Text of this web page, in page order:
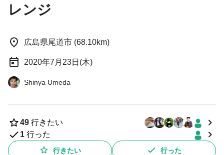
レンジ
広島県尾道市 (68.10km)
2020年7月23日(木)
Shinya Umeda
49 行きたい
1 行った
行きたい 行った